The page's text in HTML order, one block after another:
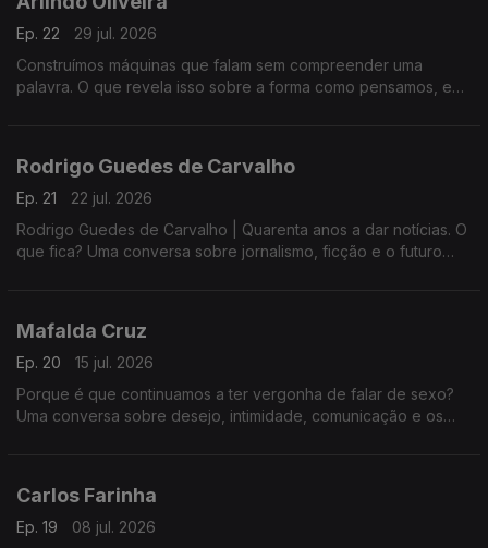
Ep. 22
29 jul. 2026
Construímos máquinas que falam sem compreender uma
palavra. O que revela isso sobre a forma como pensamos, e
Rodrigo Guedes de Carvalho
Ep. 21
22 jul. 2026
Rodrigo Guedes de Carvalho | Quarenta anos a dar notícias. O
que fica? Uma conversa sobre jornalismo, ficção e o futuro
Mafalda Cruz
Ep. 20
15 jul. 2026
Porque é que continuamos a ter vergonha de falar de sexo?
Uma conversa sobre desejo, intimidade, comunicação e os
Carlos Farinha
Ep. 19
08 jul. 2026